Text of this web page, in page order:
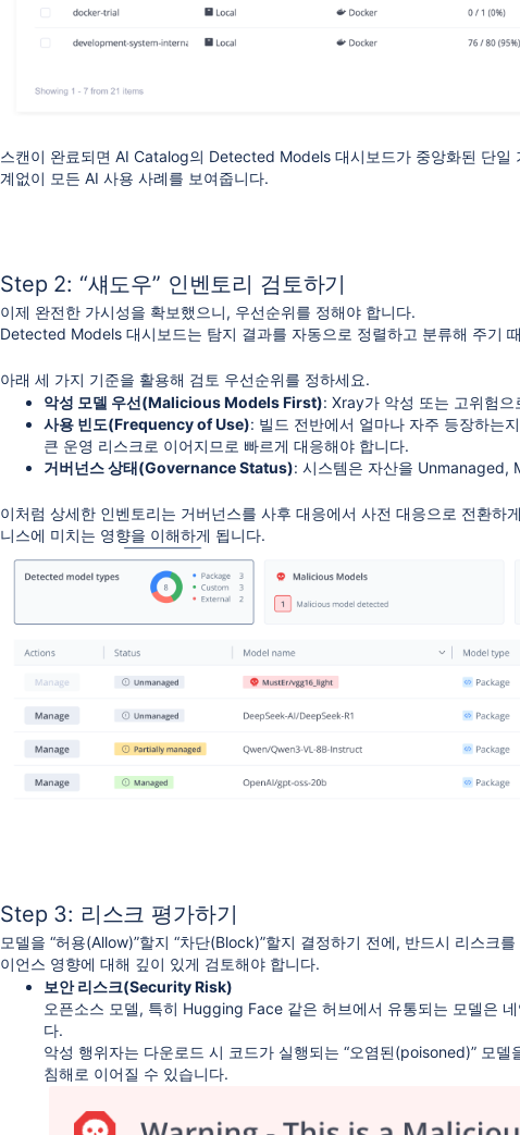
스캔이 완료되면 AI Catalog의 Detected Models 대시보드가 중앙화된 단
계없이 모든 AI 사용 사례를 보여줍니다.
Step 2: “섀도우” 인벤토리 검토하기
이제 완전한 가시성을 확보했으니, 우선순위를 정해야 합니다.
Detected Models 대시보드는 탐지 결과를 자동으로 정렬하고 분류해 주기
아래 세 가지 기준을 활용해 검토 우선순위를 정하세요.
악성 모델 우선(Malicious Models First): Xray가 악성 또는 고위험
사용 빈도(Frequency of Use): 빌드 전반에서 얼마나 자주 등장하는
큰 운영 리스크로 이어지므로 빠르게 대응해야 합니다.
거버넌스 상태(Governance Status): 시스템은 자산을 Unmanaged,
이처럼 상세한 인벤토리는 거버넌스를 사후 대응에서 사전 대응으로 전환하
니스에 미치는 영향을 이해하게 됩니다.
Step 3: 리스크 평가하기
모델을 “허용(Allow)”할지 “차단(Block)”할지 결정하기 전에, 반드시 리스
이언스 영향에 대해 깊이 있게 검토해야 합니다.
보안 리스크(Security Risk)
오픈소스 모델, 특히 Hugging Face 같은 허브에서 유통되는 모델은
다.
악성 행위자는 다운로드 시 코드가 실행되는 “오염된(poisoned)” 모
침해로 이어질 수 있습니다.